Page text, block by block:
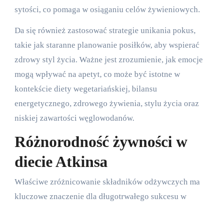
sytości, co pomaga w osiąganiu celów żywieniowych.
Da się również zastosować strategie unikania pokus,
takie jak staranne planowanie posiłków, aby wspierać
zdrowy styl życia. Ważne jest zrozumienie, jak emocje
mogą wpływać na apetyt, co może być istotne w
kontekście diety wegetariańskiej, bilansu
energetycznego, zdrowego żywienia, stylu życia oraz
niskiej zawartości węglowodanów.
Różnorodność żywności w
diecie Atkinsa
Właściwe zróżnicowanie składników odżywczych ma
kluczowe znaczenie dla długotrwałego sukcesu w